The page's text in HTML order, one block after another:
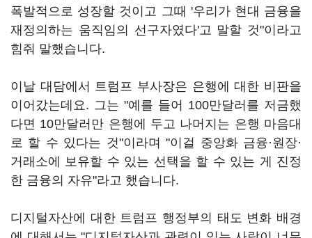
폭발적으로 성장할 것이고 그때 '우리가 현대 금융을
재정의하는 움직임의 선구자였다'고 말할 것"이라고
힘줘 말했습니다.
이날 대담에서 트럼프 부사장은 은행에 대한 비판을
이어갔는데요. 그는 "예를 들어 100만달러를 저금했
다면 10만달러만 은행에 두고 나머지는 은행 마음대
로 할 수 있다는 것"이라며 "이걸 중앙화 금융·원장·
거래소에 보유할 수 있는 선택을 할 수 있는 게 진정
한 금융의 자유"라고 했습니다.
디지털자산에 대한 트럼프 행정부의 태도 변화 배경